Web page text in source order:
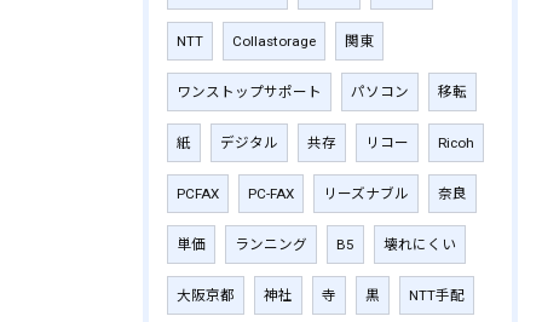
NTT Collastorage 関東
ワンストップサポート パソコン 移転
紙 デジタル 共存 リコー Ricoh
PCFAX PC-FAX リーズナブル 奈良
単価 ランニング B5 壊れにくい
大阪京都 神社 寺 黒 NTT手配